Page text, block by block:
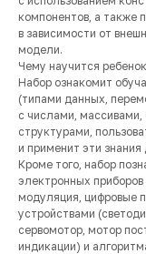
компонентов, а также
в зависимости от
модели.
Чему научится ребенок
Набор ознакомит
(типами данных,
с числами,
структурами,
и применит эти
Кроме того, набор
электронных
модуляция, цифровые
устройствами
сервомотор, мотор
индикации) и